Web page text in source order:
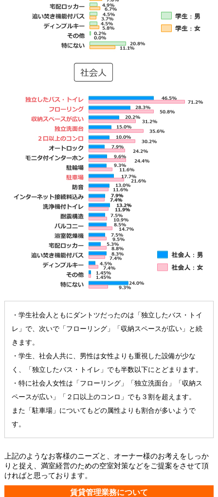
・学生社会人ともにダントツだったのは「独立したバス・トイ
レ」で、次いで「フローリング」「収納スペースが広い」と続
きます。
・学生、社会人共に、男性は女性よりも重視した設備が少な
く、「独立したバス・トイレ」でも半数以下にとどまります。
・特に社会人女性は「フローリング」「独立洗面台」「収納ス
ペースが広い」「２口以上のコンロ」でも３割を超えます。
また「駐車場」についてもどの属性よりも割合が多いようで
す。
上記のようなお客様のニーズと、オーナー様のお考えをしっか
りと捉え、満室経営のための空室対策などをご提案をさせて頂
ければと思っております。
賃貸管理業務について